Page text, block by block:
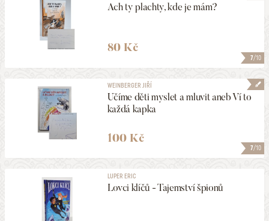
7/10
Ach ty plachty, kde je mám?
80 Kč
7/10
WEINBERGER JIŘÍ
Učíme děti myslet a mluvit aneb Ví to
každá kapka
100 Kč
LUPER ERIC
Lovci klíčů - Tajemství špionů